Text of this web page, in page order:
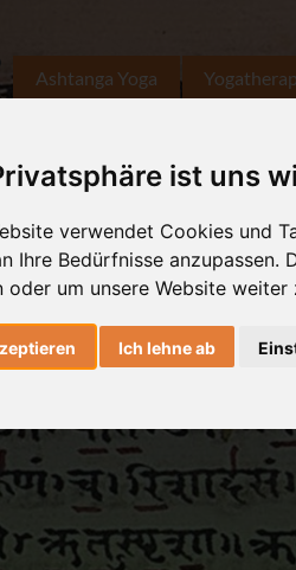
ist uns
verwendet Cookies und
Ihre Bedürfnisse anzupassen.
oder um unsere Website weiter
Ich lehne ab
Ashtanga Yoga